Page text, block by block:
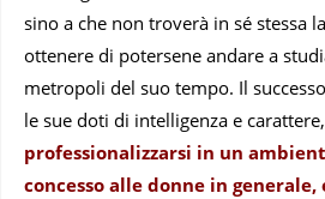
sino a che non troverà in sé stessa
ottenere di potersene andare a
metropoli del suo tempo. Il
le sue doti di intelligenza e
professionalizzarsi in un
concesso alle donne in